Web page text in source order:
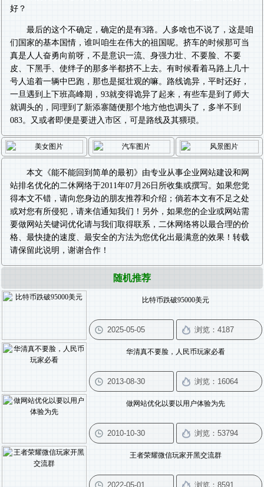
好？
最后的这个不确定，确定的是有3路。人多啥也不说了，这是咱
们国家的基本国情，谁叫咱生在伟大的祖国呢。挤车的时候那可当
真是人人奋勇向前呀，不是意识一流、身强力壮、不要脸、不要
皮、下黑手、使绊子的那多半都挤不上去。有时候看着马路上几十
号人追着一辆中巴跑，那也是挺壮观的嘛。路线诡异，平时还好，
一旦遇到上下班高峰期，93就变得诡异了起来，有些车是到了师大
就调头的，同理到了新添寨随便那个地方他也调头了，多半不到
083。又或者即便是要进入市区，可是路线及其猥琐。
本文《能不能回到简单的最初 》由专业从事企业网站建设和 网
站排名优化的二休网络于2011年07月26日所收集或撰写。如果您觉
得本文不错，请向您身边的朋友推荐和介绍；倘若本文有不足之处
或对您有所侵犯，请来信通知我们！另外，如果您的企业或网站需
要做网站关键词优化请与我们取得联系，二休网络将以最合理的价
格、最快捷的速度、最安全的方法为您优化出最满意的效果！转载
请保留此说明，谢谢合作！
随机推荐
比特币跌破95000美元
华清真不要脸，人民币玩家必看
做网站优化以要以用户体验为先
王者荣耀微信玩家开黑交流群